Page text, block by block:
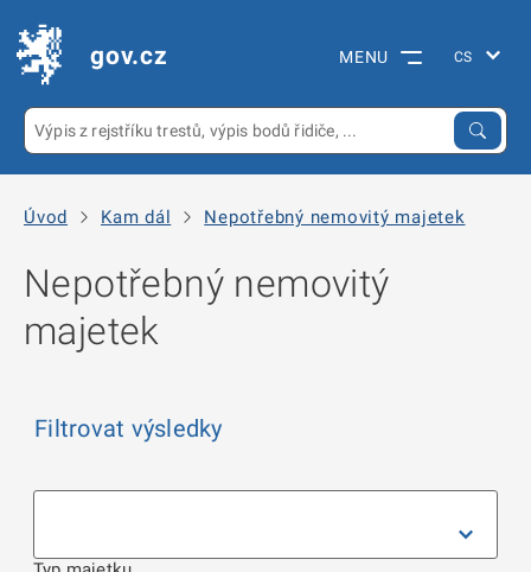
gov.cz MENU
Úvod Kam dál Nepotřebný nemovitý majetek
Nepotřebný nemovitý
majetek
Filtrovat výsledky